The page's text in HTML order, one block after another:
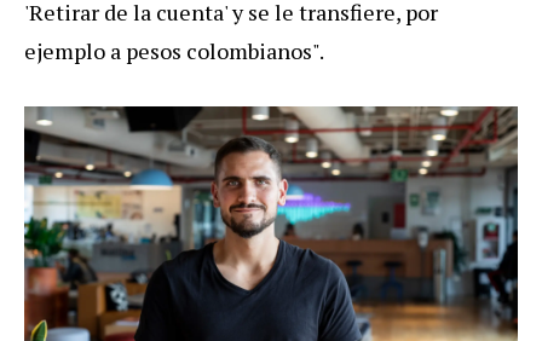
'Retirar de la cuenta' y se le transfiere, por
ejemplo a pesos colombianos".